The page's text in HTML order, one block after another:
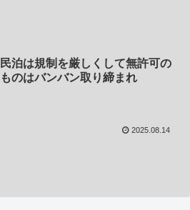
民泊は規制を厳しくして無許可の
ものはバンバン取り締まれ
2025.08.14